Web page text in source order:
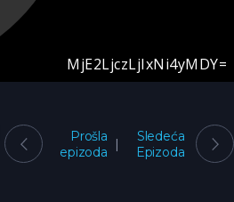
Prošla
epizoda
Sledeća
Epizoda